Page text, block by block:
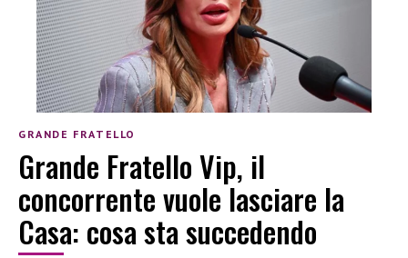
GRANDE FRATELLO
Grande Fratello Vip, il
concorrente vuole lasciare la
Casa: cosa sta succedendo